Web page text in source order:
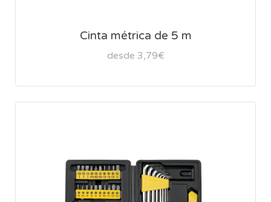
Cinta métrica de 5 m
desde 3,79€